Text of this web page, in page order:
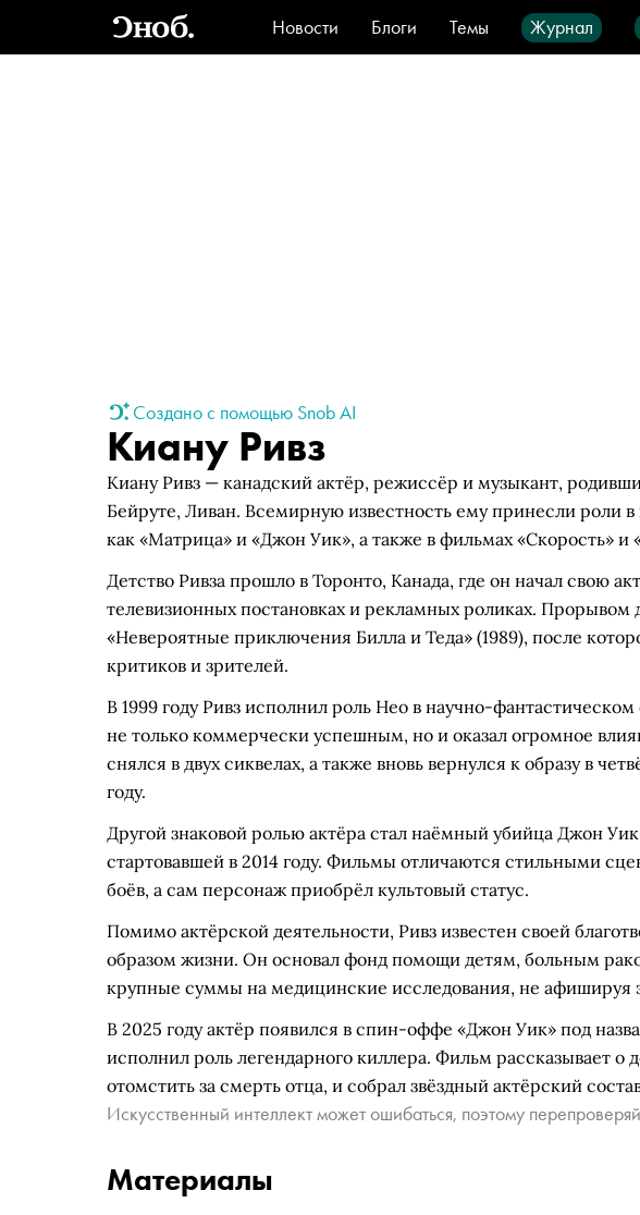
Новости Блоги Темы Журнал
Стиль
Видео Город
Создано с помощью Snob AI
Киану Ривз
Киану Ривз — канадский актёр, режиссёр и музыкант,
Бейруте, Ливан. Всемирную известность ему принесли роли
как «Матрица» и «Джон Уик», а также в фильмах «Скорость» и
Детство Ривза прошло в Торонто, Канада, где он начал свою
телевизионных постановках и рекламных роликах. Прорывом
«Невероятные приключения Билла и Теда» (1989), после
критиков и зрителей.
В 1999 году Ривз исполнил роль Нео в научно-
не только коммерчески успешным, но и оказал огромное
снялся в двух сиквелах, а также вновь вернулся к образу в
году.
Другой знаковой ролью актёра стал наёмный убийца Джон
стартовавшей в 2014 году. Фильмы отличаются стильными
боёв, а сам персонаж приобрёл культовый статус.
Помимо актёрской деятельности, Ривз известен своей
образом жизни. Он основал фонд помощи детям, больным
крупные суммы на медицинские исследования, не афишируя
В 2025 году актёр появился в спин-оффе «Джон Уик» под
исполнил роль легендарного киллера. Фильм рассказывает
отомстить за смерть отца, и собрал звёздный актёрский
Искусственный интеллект может ошибаться, поэтому
Материалы